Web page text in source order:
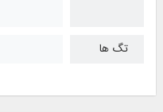
تگ ها